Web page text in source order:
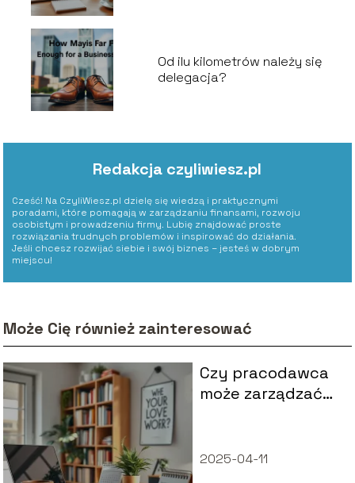
Od ilu kilometrów należy się
delegacja?
Redakcja czyliwiesz.pl
Cześć! Na CzyliWiesz.pl dzielę się wiedzą i praktycznymi
poradami, które pomagają w zarządzaniu finansami, rozwoju
osobistym i prowadzeniu firmy. Lubię znajdować proste
rozwiązania trudnych problemów i inspirować do działania.
Jeśli chcesz rozwijać siebie i swój biznes – jesteś w dobrym
miejscu!
Może Cię również zainteresować
Czy pracodawca
może zarządzać
2025-04-11